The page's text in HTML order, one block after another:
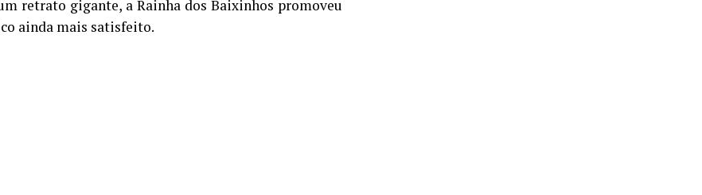
retrato gigante, a Rainha dos Baixinhos promoveu
ainda mais satisfeito.